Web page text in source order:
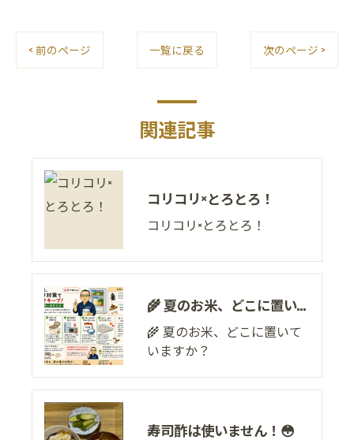
< 前のページ 一覧に戻る 次のページ >
関連記事
コリコリ×とろとろ！
コリコリ×とろとろ！
🌾 夏のお米、どこに置いていますか？
🌾 夏のお米、どこに置いて
いますか？
寿司酢は使いません！😳